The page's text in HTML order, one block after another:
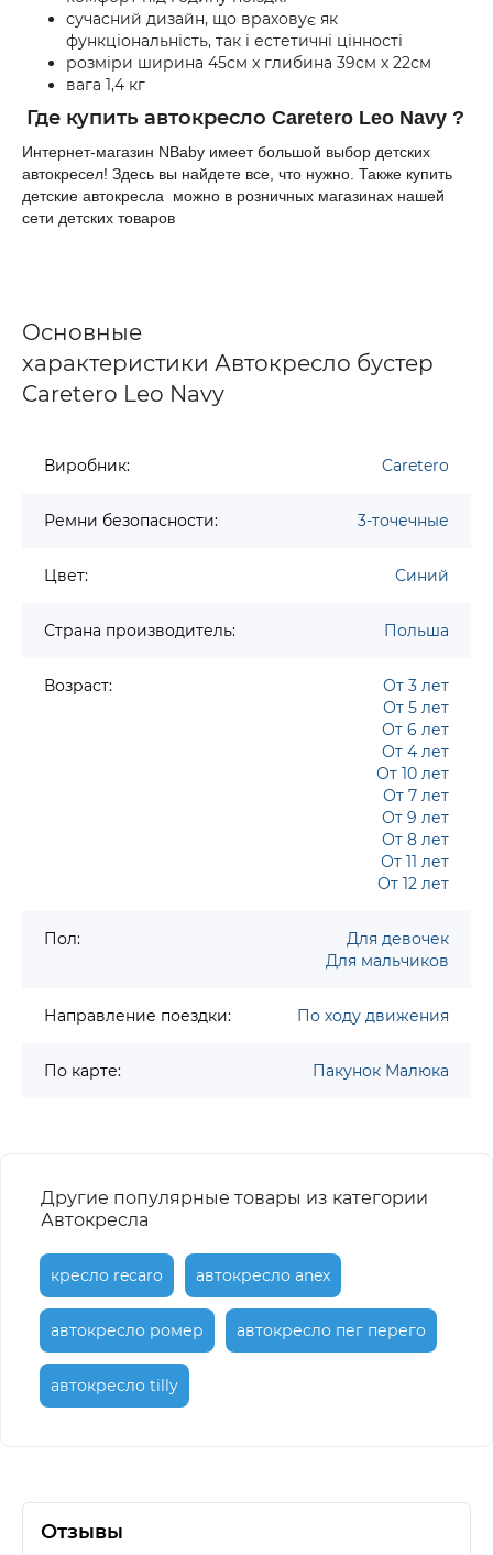
сучасний дизайн, що враховує як
функціональність, так і естетичні цінності
розміри ширина 45см x глибина 39см х 22см
вага 1,4 кг
Где купить автокресло Caretero Leo Navy ?
Интернет-магазин NBaby имеет большой выбор детских
автокресел! Здесь вы найдете все, что нужно. Также купить
детские автокресла можно в розничных магазинах нашей
сети детских товаров
Основные
характеристики Автокресло бустер
Caretero Leo Navy
Виробник: Caretero
Ремни безопасности: 3-точечные
Цвет: Синий
Страна производитель: Польша
Возраст:
От 3 лет
От 5 лет
От 6 лет
От 4 лет
От 10 лет
От 7 лет
От 9 лет
От 8 лет
От 11 лет
От 12 лет
Пол:
Для девочек
Для мальчиков
Направление поездки: По ходу движения
По карте: Пакунок Малюка
Другие популярные товары из категории
Автокресла
кресло recaro автокресло anex
автокресло ромер автокресло пег перего
автокресло tilly
Отзывы